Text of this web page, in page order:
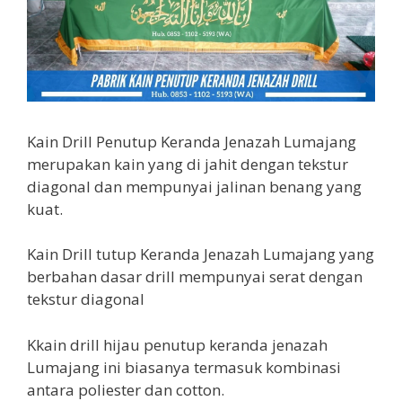
Kain Drill Penutup Keranda Jenazah Lumajang
merupakan kain yang di jahit dengan tekstur
diagonal dan mempunyai jalinan benang yang
kuat.
Kain Drill tutup Keranda Jenazah Lumajang yang
berbahan dasar drill mempunyai serat dengan
tekstur diagonal
Kkain drill hijau penutup keranda jenazah
Lumajang ini biasanya termasuk kombinasi
antara poliester dan cotton.